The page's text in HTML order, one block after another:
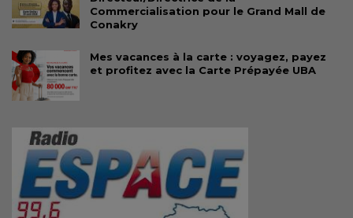
Commercialisation pour le Grand Mall de
Conakry
Mes vacances à la carte : voyagez, payez
et profitez avec la Carte Prépayée UBA